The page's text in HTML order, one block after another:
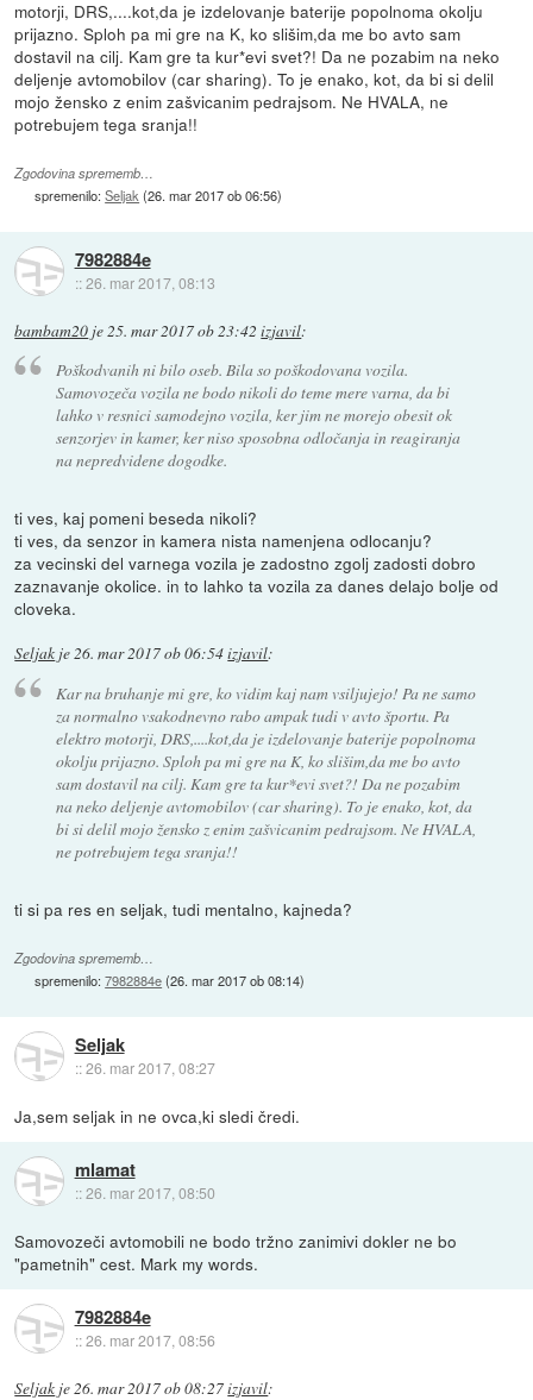
motorji, DRS,....kot,da je izdelovanje baterije popolnoma okolju
prijazno. Sploh pa mi gre na K, ko slišim,da me bo avto sam
dostavil na cilj. Kam gre ta kur*evi svet?! Da ne pozabim na neko
deljenje avtomobilov (car sharing). To je enako, kot, da bi si delil
mojo žensko z enim zašvicanim pedrajsom. Ne HVALA, ne
potrebujem tega sranja!!
Zgodovina sprememb…
spremenilo:Seljak (26. mar 2017 ob 06:56)
7982884e
::26. mar 2017, 08:13
bambam20 je25. mar 2017 ob 23:42 izjavil:
Poškodvanih ni bilo oseb. Bila so poškodovana vozila.
Samovozeča vozila ne bodo nikoli do teme mere varna, da bi
lahko v resnici samodejno vozila, ker jim ne morejo obesit ok
senzorjev in kamer, ker niso sposobna odločanja in reagiranja
na nepredvidene dogodke.
ti ves, kaj pomeni beseda nikoli?
ti ves, da senzor in kamera nista namenjena odlocanju?
za vecinski del varnega vozila je zadostno zgolj zadosti dobro
zaznavanje okolice. in to lahko ta vozila za danes delajo bolje od
cloveka.
Seljak je26. mar 2017 ob 06:54izjavil:
Kar na bruhanje mi gre, ko vidim kaj nam vsiljujejo! Pa ne samo
za normalno vsakodnevno rabo ampak tudi v avto športu. Pa
elektro motorji, DRS,....kot,da je izdelovanje baterije popolnoma
okolju prijazno. Sploh pa mi gre na K, ko slišim,da me bo avto
sam dostavil na cilj. Kam gre ta kur*evi svet?! Da ne pozabim
na neko deljenje avtomobilov (car sharing). To je enako, kot, da
bi si delil mojo žensko z enim zašvicanim pedrajsom. Ne HVALA,
ne potrebujem tega sranja!!
ti si pa res en seljak, tudi mentalno, kajneda?
Zgodovina sprememb…
spremenilo:7982884e(26. mar 2017 ob 08:14)
Seljak
::26. mar 2017, 08:27
Ja,sem seljak in ne ovca,ki sledi čredi.
mlamat
::26. mar 2017, 08:50
Samovozeči avtomobili ne bodo tržno zanimivi dokler ne bo
"pametnih" cest. Mark my words.
7982884e
::26. mar 2017, 08:56
Seljak je26. mar 2017 ob 08:27izjavil: